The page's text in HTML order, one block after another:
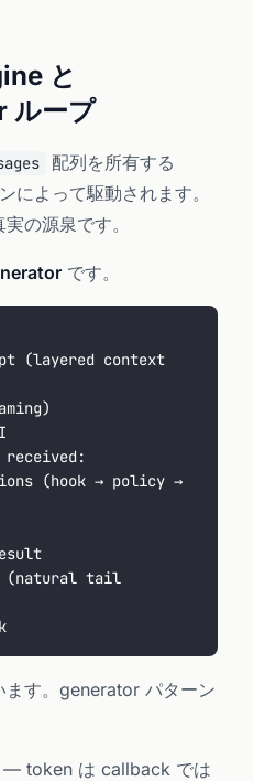
と
ループ
配列を所有する
によって駆動されます。
の源泉です。
です。
received:
ます。generator パターン
token は callback では